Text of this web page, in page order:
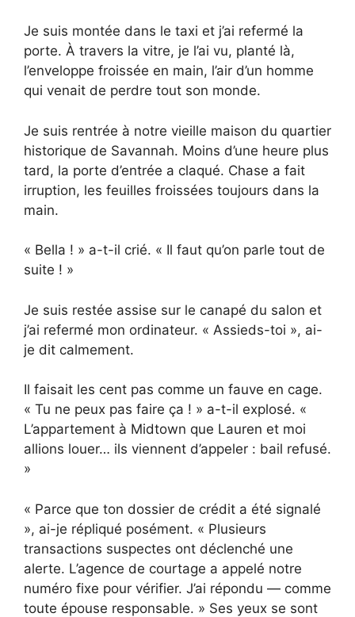
Je suis montée dans le taxi et j’ai refermé la
porte. À travers la vitre, je l’ai vu, planté là,
l’enveloppe froissée en main, l’air d’un homme
qui venait de perdre tout son monde.
Je suis rentrée à notre vieille maison du quartier
historique de Savannah. Moins d’une heure plus
tard, la porte d’entrée a claqué. Chase a fait
irruption, les feuilles froissées toujours dans la
main.
« Bella ! » a-t-il crié. « Il faut qu’on parle tout de
suite ! »
Je suis restée assise sur le canapé du salon et
j’ai refermé mon ordinateur. « Assieds-toi », ai-
je dit calmement.
Il faisait les cent pas comme un fauve en cage.
« Tu ne peux pas faire ça ! » a-t-il explosé. «
L’appartement à Midtown que Lauren et moi
allions louer… ils viennent d’appeler : bail refusé.
»
« Parce que ton dossier de crédit a été signalé
», ai-je répliqué posément. « Plusieurs
transactions suspectes ont déclenché une
alerte. L’agence de courtage a appelé notre
numéro fixe pour vérifier. J’ai répondu — comme
toute épouse responsable. » Ses yeux se sont